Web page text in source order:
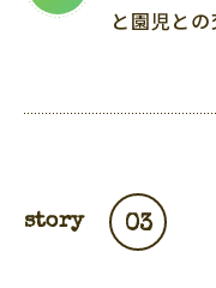
と園児と
story 03